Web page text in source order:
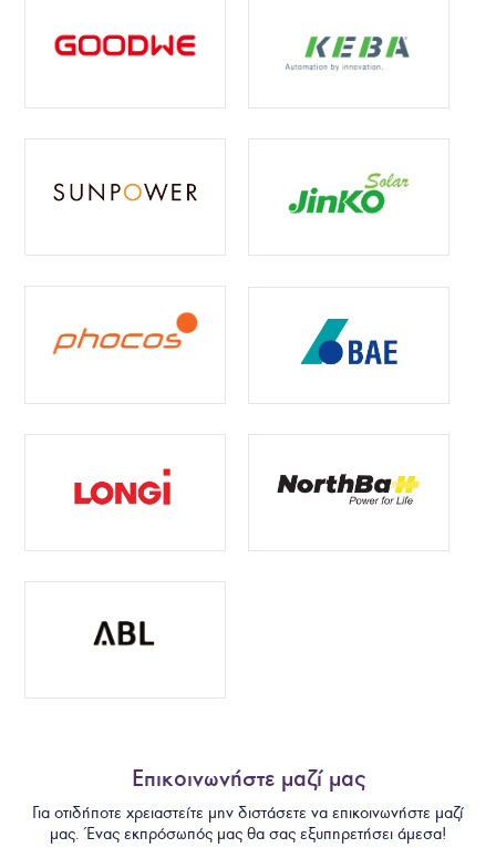
Επικοινωνήστε μαζί μας
Για οτιδήποτε χρειαστείτε μην διστάσετε να επικοινωνήστε μαζί
μας. Ένας εκπρόσωπός μας θα σας εξυπηρετήσει άμεσα!